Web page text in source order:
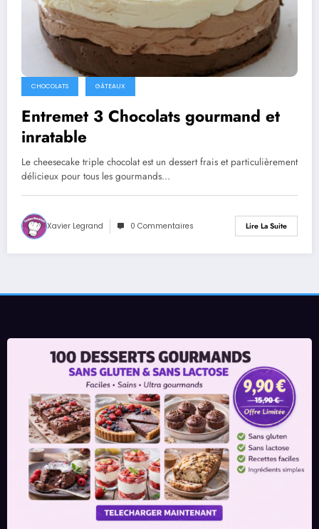
CHOCOLATS GÂTEAUX
Entremet 3 Chocolats gourmand et
inratable
Le cheesecake triple chocolat est un dessert frais et particulièrement
délicieux pour tous les gourmands…
Xavier Legrand 0 Commentaires Lire La Suite